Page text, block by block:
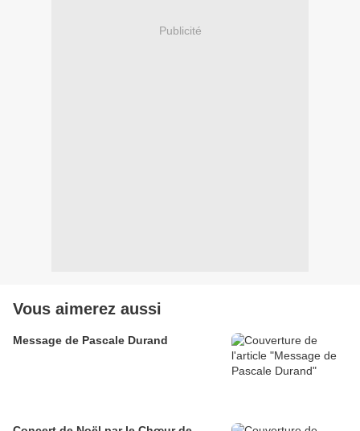
Publicité
Vous aimerez aussi
Message de Pascale Durand